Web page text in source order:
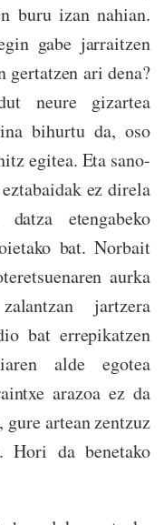
buru izan nahian.
gabe jarraitzen
gertatzen ari dena?
neure gizartea
bihurtu da, oso
egitea. Eta sano-
ez direla
etengabeko
bat. Norbait
aurka
jartzera
bat errepikatzen
alde egotea
arazoa ez da
artean zentzuz
da benetako